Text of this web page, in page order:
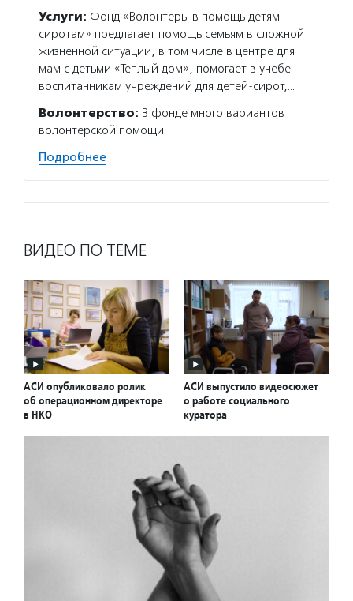
Услуги: Фонд «Волонтеры в помощь детям-
сиротам» предлагает помощь семьям в сложной
жизненной ситуации, в том числе в центре для
мам с детьми «Теплый дом», помогает в учебе
воспитанникам учреждений для детей-сирот,…
Волонтерство: В фонде много вариантов
волонтерской помощи.
Подробнее
ВИДЕО ПО ТЕМЕ
АСИ опубликовало ролик
об операционном директоре
в НКО
АСИ выпустило видеосюжет
о работе социального
куратора